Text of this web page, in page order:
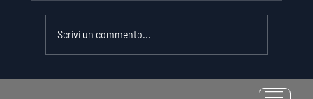
Scrivi un commento...